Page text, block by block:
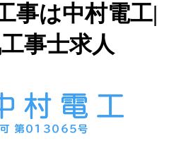
事は中村電工|
事士求人